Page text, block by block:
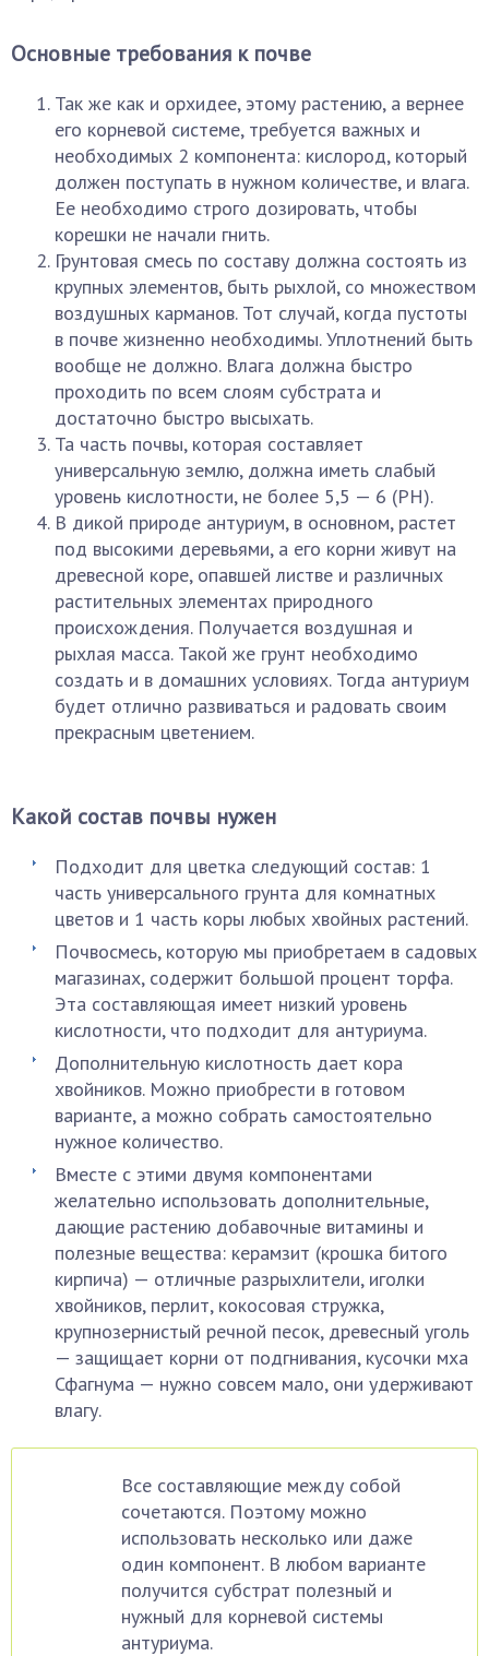
Основные требования к почве
Так же как и орхидее, этому растению, а вернее
его корневой системе, требуется важных и
необходимых 2 компонента: кислород, который
должен поступать в нужном количестве, и влага.
Ее необходимо строго дозировать, чтобы
корешки не начали гнить.
Грунтовая смесь по составу должна состоять из
крупных элементов, быть рыхлой, со множеством
воздушных карманов. Тот случай, когда пустоты
в почве жизненно необходимы. Уплотнений быть
вообще не должно. Влага должна быстро
проходить по всем слоям субстрата и
достаточно быстро высыхать.
Та часть почвы, которая составляет
универсальную землю, должна иметь слабый
уровень кислотности, не более 5,5 — 6 (РН).
В дикой природе антуриум, в основном, растет
под высокими деревьями, а его корни живут на
древесной коре, опавшей листве и различных
растительных элементах природного
происхождения. Получается воздушная и
рыхлая масса. Такой же грунт необходимо
создать и в домашних условиях. Тогда антуриум
будет отлично развиваться и радовать своим
прекрасным цветением.
Какой состав почвы нужен
Подходит для цветка следующий состав: 1
часть универсального грунта для комнатных
цветов и 1 часть коры любых хвойных растений.
Почвосмесь, которую мы приобретаем в садовых
магазинах, содержит большой процент торфа.
Эта составляющая имеет низкий уровень
кислотности, что подходит для антуриума.
Дополнительную кислотность дает кора
хвойников. Можно приобрести в готовом
варианте, а можно собрать самостоятельно
нужное количество.
Вместе с этими двумя компонентами
желательно использовать дополнительные,
дающие растению добавочные витамины и
полезные вещества: керамзит (крошка битого
кирпича) — отличные разрыхлители, иголки
хвойников, перлит, кокосовая стружка,
крупнозернистый речной песок, древесный уголь
— защищает корни от подгнивания, кусочки мха
Сфагнума — нужно совсем мало, они удерживают
влагу.
Все составляющие между собой
сочетаются. Поэтому можно
использовать несколько или даже
один компонент. В любом варианте
получится субстрат полезный и
нужный для корневой системы
антуриума.